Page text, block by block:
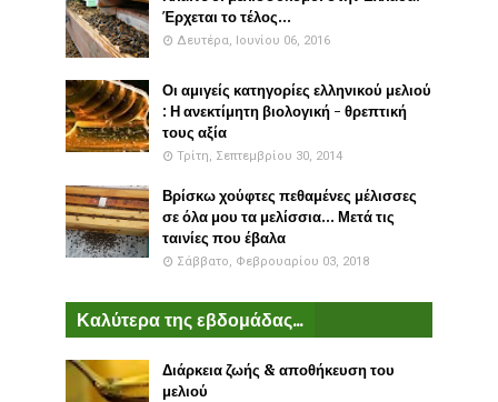
Έρχεται το τέλος...
Δευτέρα, Ιουνίου 06, 2016
Οι αμιγείς κατηγορίες ελληνικού μελιού
: Η ανεκτίμητη βιολογική - θρεπτική
τους αξία
Τρίτη, Σεπτεμβρίου 30, 2014
Βρίσκω χούφτες πεθαμένες μέλισσες
σε όλα μου τα μελίσσια... Μετά τις
ταινίες που έβαλα
Σάββατο, Φεβρουαρίου 03, 2018
Καλύτερα της εβδομάδας...
Διάρκεια ζωής & αποθήκευση του
μελιού